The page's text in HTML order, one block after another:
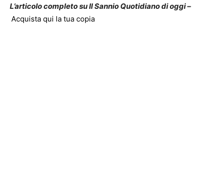
L’articolo completo su Il Sannio Quotidiano di oggi –
Acquista qui la tua copia